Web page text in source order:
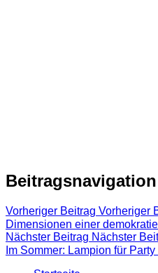
Beitragsnavigation
Vorheriger Beitrag Vorheriger
Dimensionen einer
Nächster Beitrag Nächster
Im Sommer: Lampion für